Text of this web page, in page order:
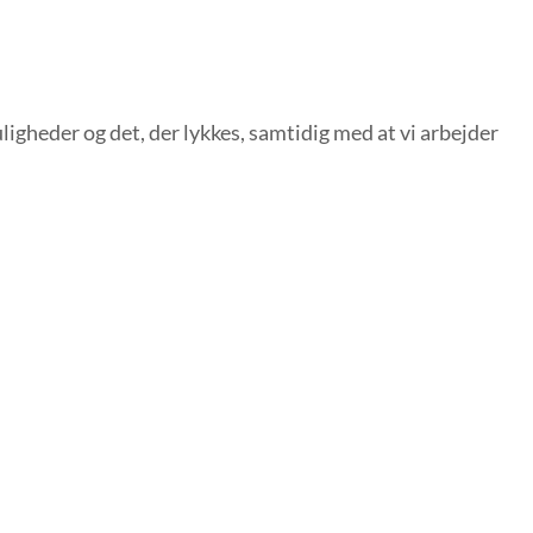
og det, der lykkes, samtidig med at vi arbejder